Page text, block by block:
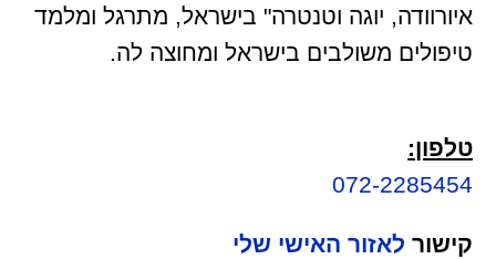
איורוודה, יוגה וטנטרה" בישראל, מתרגל ומלמד
טיפולים משולבים בישראל ומחוצה לה.
טלפון:
072-2285454
קישור לאזור האישי שלי